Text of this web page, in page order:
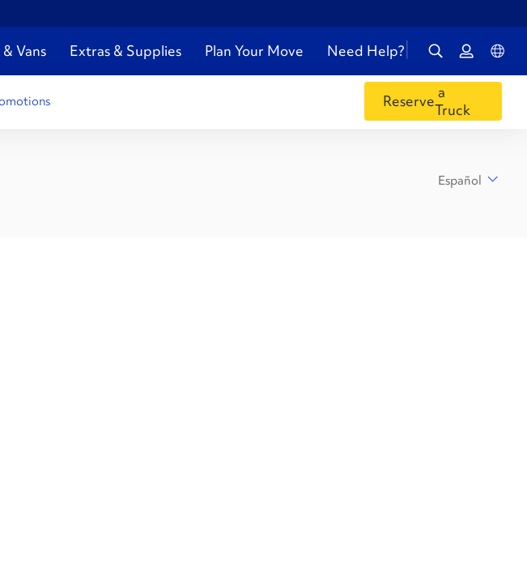
Vans Extras & Supplies Plan Your Move Need Help?
Reservea
Truck
Español